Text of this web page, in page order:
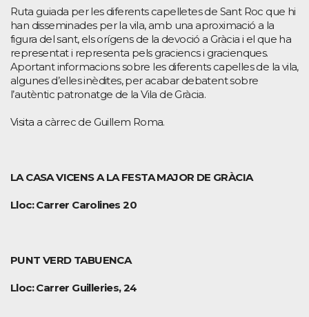
Ruta guiada per les diferents capelletes de Sant Roc que hi
han disseminades per la vila, amb una aproximació a la
figura del sant, els orígens de la devoció a Gràcia i el que ha
representat i representa pels graciencs i gracienques.
Aportant informacions sobre les diferents capelles de la vila,
algunes d’elles inèdites, per acabar debatent sobre
l’autèntic patronatge de la Vila de Gràcia.
Visita a càrrec de Guillem Roma.
LA CASA VICENS A LA FESTA MAJOR DE GRÀCIA
Lloc: Carrer Carolines 20
PUNT VERD TABUENCA
Lloc: Carrer Guilleries, 24